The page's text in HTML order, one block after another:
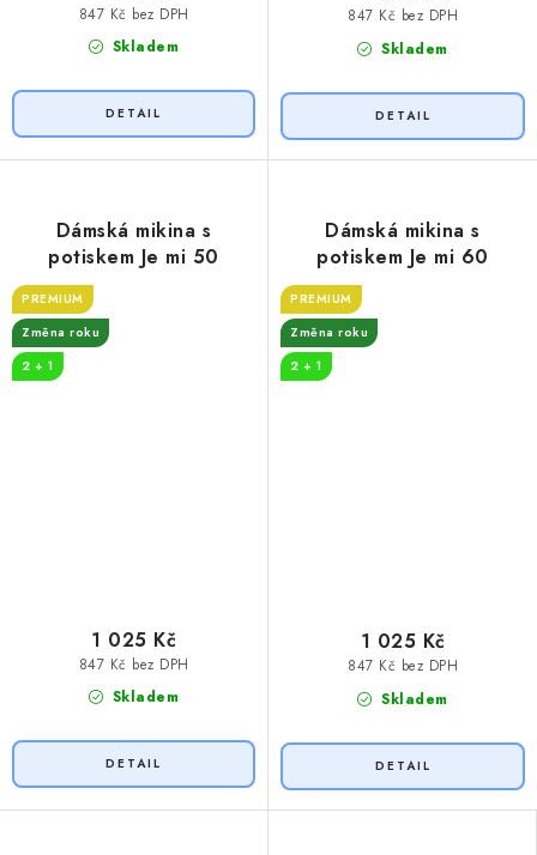
Skladem
847 Kč bez DPH
Skladem
847 Kč bez DPH
Dámská mikina s
potiskem Je mi 50
PREMIUM
Změna roku
2 + 1
Skladem
847 Kč bez DPH
1 025 Kč
Dámská mikina s
potiskem Je mi 60
PREMIUM
Změna roku
2 + 1
Skladem
847 Kč bez DPH
1 025 Kč